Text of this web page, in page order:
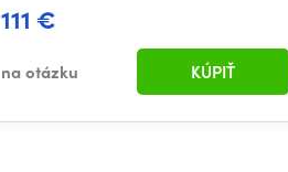
111 €
na otázku KÚPIŤ